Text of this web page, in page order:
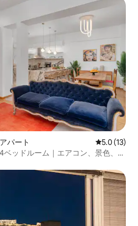
です。
パート レビュー13
5.0 (13)
ッドルーム｜エアコン、景色、本